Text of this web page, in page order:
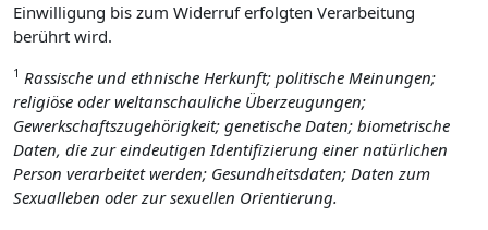
Einwilligung bis zum Widerruf erfolgten Verarbeitung
berührt wird.
1 Rassische und ethnische Herkunft; politische Meinungen;
religiöse oder weltanschauliche Überzeugungen;
Gewerkschaftszugehörigkeit; genetische Daten; biometrische
Daten, die zur eindeutigen Identifizierung einer natürlichen
Person verarbeitet werden; Gesundheitsdaten; Daten zum
Sexualleben oder zur sexuellen Orientierung.